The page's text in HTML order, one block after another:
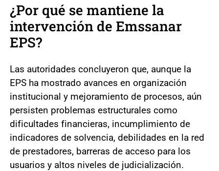
¿Por qué se mantiene la
intervención de Emssanar
EPS?
Las autoridades concluyeron que, aunque la
EPS ha mostrado avances en organización
institucional y mejoramiento de procesos, aún
persisten problemas estructurales como
dificultades financieras, incumplimiento de
indicadores de solvencia, debilidades en la red
de prestadores, barreras de acceso para los
usuarios y altos niveles de judicialización.